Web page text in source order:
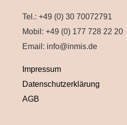
Tel.: +49 (0) 30 70072791
Mobil: +49 (0) 177 728 22 20
Email: info@inmis.de
Impressum
Datenschutzerklärung
AGB